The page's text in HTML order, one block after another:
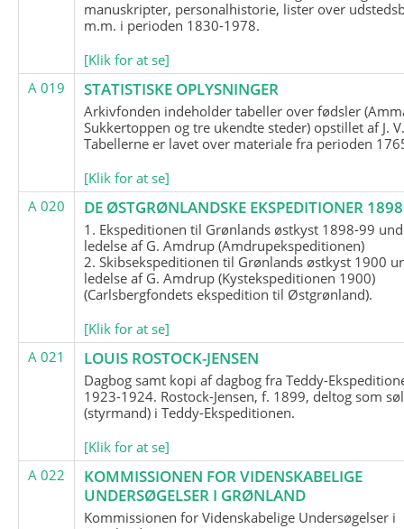
manuskripter, personalhistorie, lister over
m.m. i perioden 1830-1978.
[Klik for at se]
A 019
STATISTISKE OPLYSNINGER
Arkivfonden indeholder tabeller over fødsler
Sukkertoppen og tre ukendte steder) opstillet af J.
Tabellerne er lavet over materiale fra perioden
[Klik for at se]
A 020
DE ØSTGRØNLANDSKE EKSPEDITIONER
1. Ekspeditionen til Grønlands østkyst 1898-99
ledelse af G. Amdrup (Amdrupekspeditionen)
2. Skibsekspeditionen til Grønlands østkyst 1900
ledelse af G. Amdrup (Kystekspeditionen 1900)
(Carlsbergfondets ekspedition til Østgrønland).
[Klik for at se]
A 021
LOUIS ROSTOCK-JENSEN
Dagbog samt kopi af dagbog fra Teddy-
1923-1924. Rostock-Jensen, f. 1899, deltog som
(styrmand) i Teddy-Ekspeditionen.
[Klik for at se]
A 022
KOMMISSIONEN FOR VIDENSKABELIGE
UNDERSØGELSER I GRØNLAND
Kommissionen for Videnskabelige Undersøgelser i